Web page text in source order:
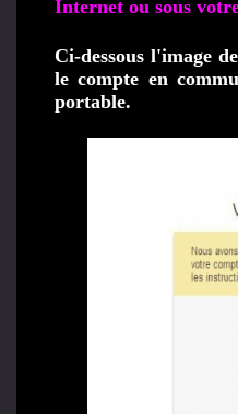
Internet ou sous
Ci-dessous l'image
le compte en
portable.